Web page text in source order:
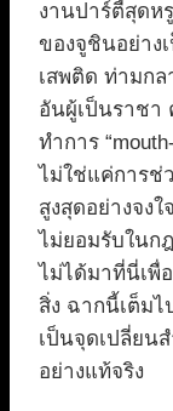
งานปาร์ตี้สุดห
ของจูชินอย่าง
เสพติด ท่ามก
อันผู้เป็นราชา
ทำการ
ไม่ใช่แค่การช่
สูงสุดอย่างจง
ไม่ยอมรับในก
ไม่ได้มาที่นี่เพื่
สิ่ง ฉากนี้เต็ม
เป็นจุดเปลี่ยน
อย่างแท้จริง